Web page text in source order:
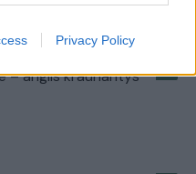
Privacy Policy
– anglis kraunantys